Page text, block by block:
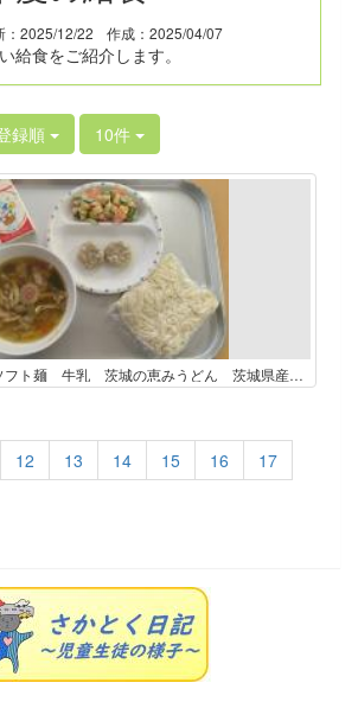
：2025/12/22 作成：2025/04/07
給食をご紹介します。
録順 10件
３月19日（木） ソフト麺 牛乳 茨城の恵みうどん 茨城県産ねぎまんじゅうう スイートポテトサラダ
12 13 14 15 16
17